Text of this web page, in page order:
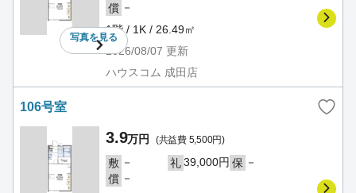
写真を見る
償 －
1階 / 1K / 26.49㎡
2026/08/07 更新
ハウスコム 成田店
106号室
3.9万円 (共益費 5,500円)
敷 － 礼39,000円 保 －
償 －